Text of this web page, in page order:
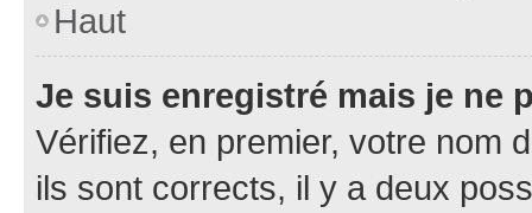
Haut
Je suis enregistré mais je ne
Vérifiez, en premier, votre nom
ils sont corrects, il y a deux